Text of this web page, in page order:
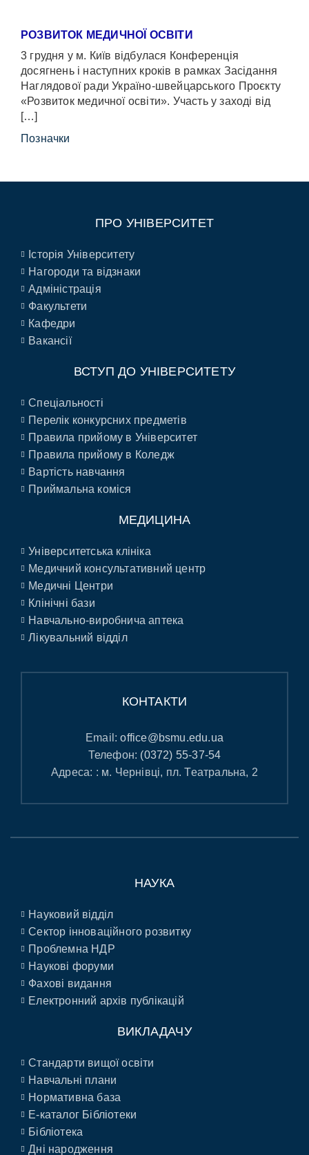
РОЗВИТОК МЕДИЧНОЇ ОСВІТИ
3 грудня у м. Київ відбулася Конференція
досягнень і наступних кроків в рамках Засідання
Наглядової ради Україно-швейцарського Проєкту
«Розвиток медичної освіти». Участь у заході від
[…]
Позначки
ПРО УНІВЕРСИТЕТ
Історія Університету
Нагороди та відзнаки
Адміністрація
Факультети
Кафедри
Вакансії
ВСТУП ДО УНІВЕРСИТЕТУ
Спеціальності
Перелік конкурсних предметів
Правила прийому в Університет
Правила прийому в Коледж
Вартість навчання
Приймальна коміся
МЕДИЦИНА
Університетська клініка
Медичний консультативний центр
Медичні Центри
Клінічні бази
Навчально-виробнича аптека
Лікувальний відділ
КОНТАКТИ
Email:office@bsmu.edu.ua
Телефон: (0372) 55-37-54
Адреса: : м. Чернівці, пл. Театральна, 2
НАУКА
Науковий відділ
Сектор інноваційного розвитку
Проблемна НДР
Наукові форуми
Фахові видання
Електронний архів публікацій
ВИКЛАДАЧУ
Стандарти вищої освіти
Навчальні плани
Нормативна база
E-каталог Бібліотеки
Бібліотека
Дні народження